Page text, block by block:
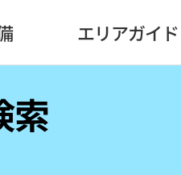
エリアガイド
索